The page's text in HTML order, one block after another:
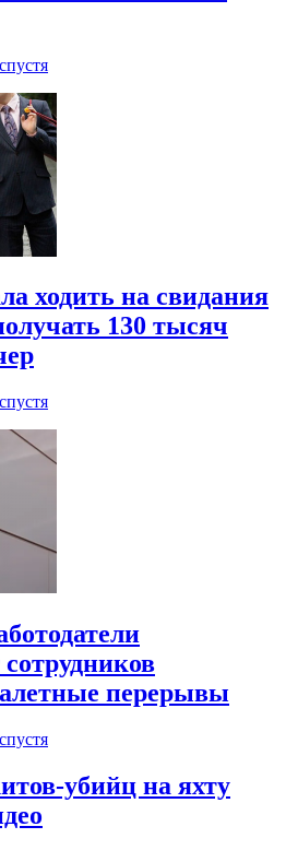
ходить на свидания
130 тысяч
перерывы
убийц на яхту